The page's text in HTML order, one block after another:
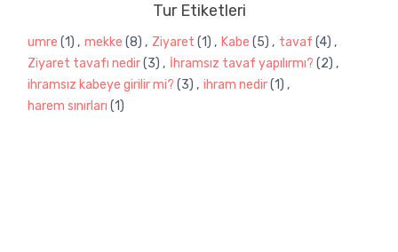
Tur Etiketleri
umre (1) , mekke (8) , Ziyaret (1) , Kabe (5) , tavaf (4) ,
Ziyaret tavafı nedir(3) , İhramsız tavaf yapılırmı? (2) ,
ihramsız kabeye girilir mi? (3) , ihram nedir(1) ,
harem sınırları (1)